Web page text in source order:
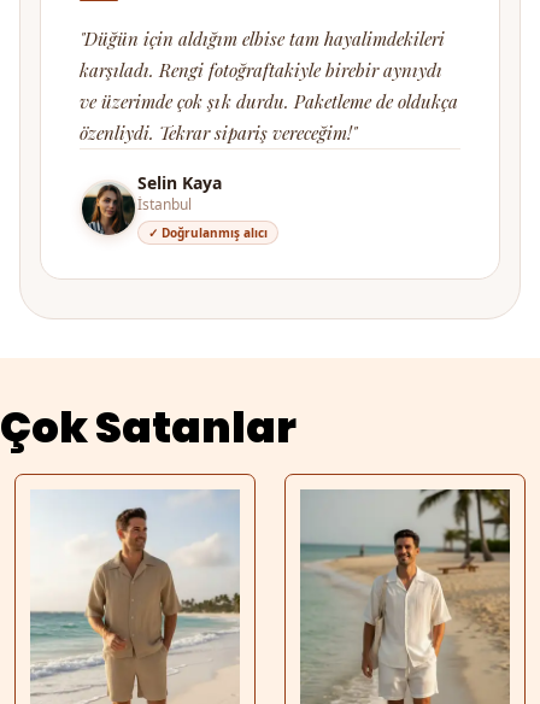
"Düğün için aldığım elbise tam hayalimdekileri
karşıladı. Rengi fotoğraftakiyle birebir aynıydı
ve üzerimde çok şık durdu. Paketleme de oldukça
özenliydi. Tekrar sipariş vereceğim!"
Selin Kaya
İstanbul
✓ Doğrulanmış alıcı
Çok Satanlar